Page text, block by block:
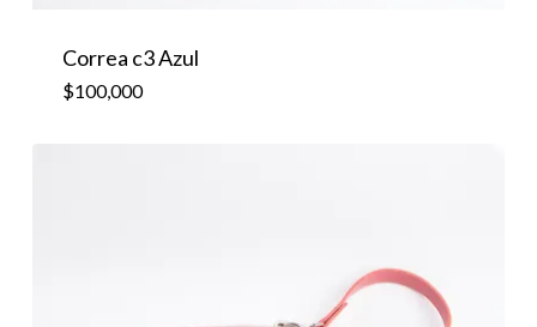
Correa c3 Azul
$100,000